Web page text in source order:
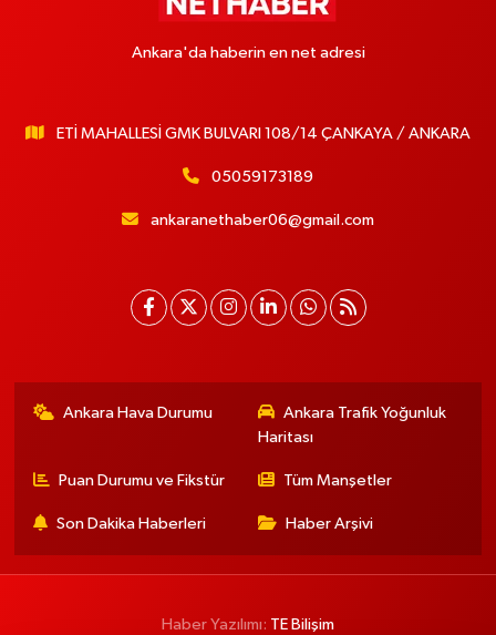
Ankara'da haberin en net adresi
ETİ MAHALLESİ GMK BULVARI 108/14 ÇANKAYA / ANKARA
05059173189
ankaranethaber06@gmail.com
Ankara Hava Durumu
Ankara Trafik Yoğunluk
Haritası
Puan Durumu ve Fikstür Tüm Manşetler
Son Dakika Haberleri Haber Arşivi
Haber Yazılımı: TE Bilişim